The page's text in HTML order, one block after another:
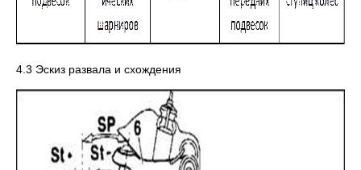
4.3 Эскиз развала и схождения